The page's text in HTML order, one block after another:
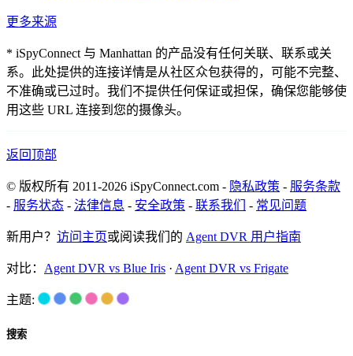
更多来源
* iSpyConnect 与 Manhattan 的产品没有任何关联、联系或关
系。此处提供的连接详情是从社区众包获得的，可能不完整、
不准确或已过时。我们不提供任何保证或担保，确保您能够使
用这些 URL 连接到您的摄像头。
返回顶部
© 版权所有 2011-2026 iSpyConnect.com - 隐私政策 - 服务条款
- 服务状态 - 法律信息 - 安全政策 - 联系我们 - 常见问题
新用户？ 访问主页或阅读我们的 Agent DVR 用户指南
对比： Agent DVR vs Blue Iris · Agent DVR vs Frigate
主题:
搜索